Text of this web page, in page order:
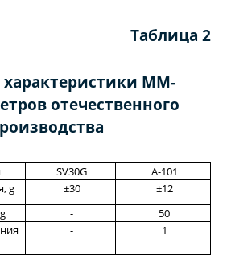
Таблица 2
ММ-
отечественного
SV30G
А-101
g
±30
±12
-
50
- 1